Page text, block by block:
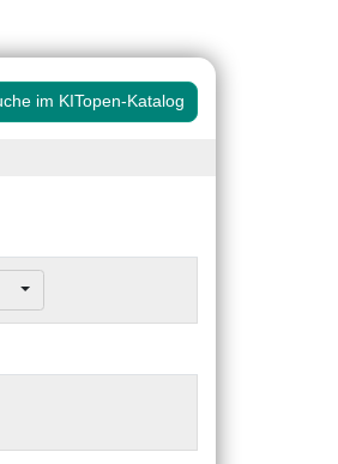
im KITopen-Katalog